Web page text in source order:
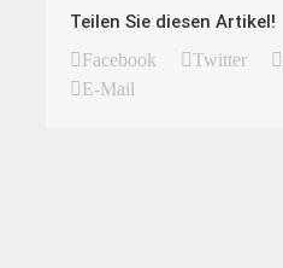
Teilen Sie diesen Artikel!
Facebook Twitter
E-Mail